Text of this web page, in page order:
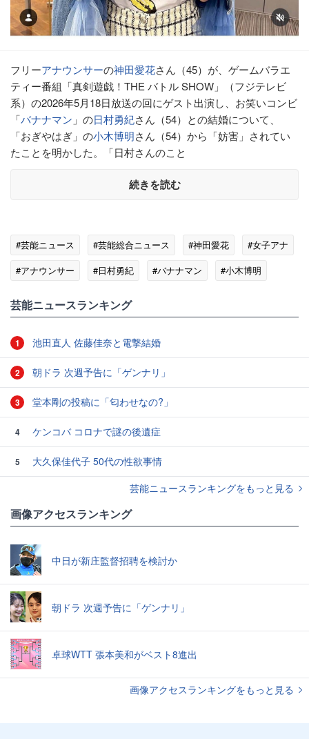
フリーアナウンサーの神田愛花さん（45）が、ゲームバラエ
ティー番組「真剣遊戯！THE バトル SHOW」（フジテレビ
系）の2026年5月18日放送の回にゲスト出演し、お笑いコンビ
「バナナマン 」の日村勇紀さん（54）との結婚について、
「おぎやはぎ」の小木博明さん（54）から「妨害」されてい
たことを明かした。「日村さんのこと
続きを読む
#芸能ニュース #芸能総合ニュース #神田愛花
#女子アナ
#アナウンサー
#日村勇紀 #バナナマン #小木博明
芸能ニュースランキング
1 池田直人 佐藤佳奈と電撃結婚
2 朝ドラ 次週予告に「ゲンナリ」
3 堂本剛の投稿に「匂わせなの?」
4 ケンコバ コロナで謎の後遺症
5
大久保佳代子 50代の性欲事情
芸能ニュースランキングをもっと見る
画像アクセスランキング
中日が新庄監督招聘を検討か
朝ドラ 次週予告に「ゲンナリ」
卓球WTT 張本美和がベスト8進出
画像アクセスランキングをもっと見る